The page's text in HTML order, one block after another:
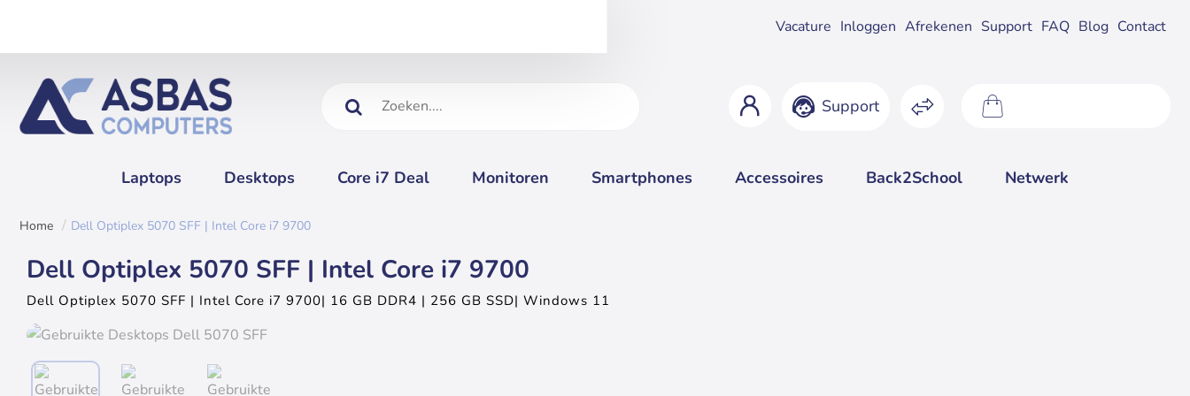
Vacature Inloggen Afrekenen Support FAQ Blog Contact
Zoeken.... Support
Laptops Desktops Core i7 Deal Monitoren Smartphones Accessoires Back2School Netwerk
Dell Optiplex 5070 SFF | Intel Core i7 9700
Dell Optiplex 5070 SFF | Intel Core i7 9700
Dell Optiplex 5070 SFF | Intel Core i7 9700| 16 GB DDR4 | 256 GB SSD| Windows 11
2 - 3 Dagen